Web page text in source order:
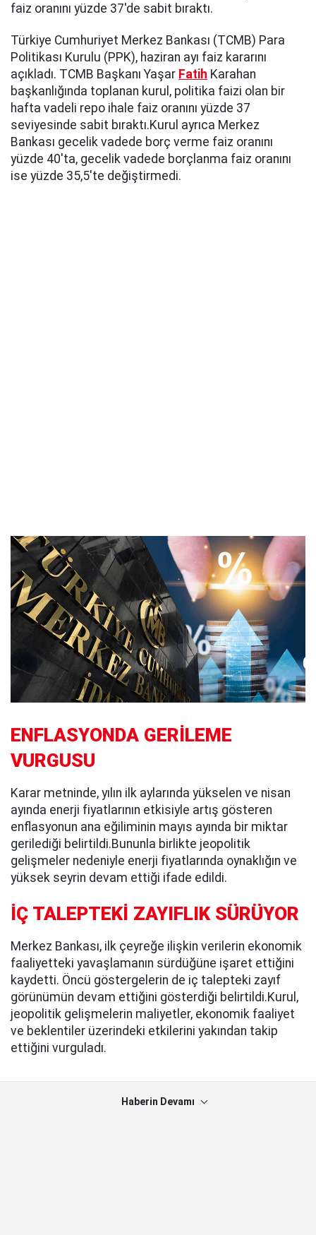
faiz oranını yüzde 37'de sabit bıraktı.
Türkiye Cumhuriyet Merkez Bankası (TCMB) Para
Politikası Kurulu (PPK), haziran ayı faiz kararını
açıkladı. TCMB Başkanı Yaşar Fatih Karahan
başkanlığında toplanan kurul, politika faizi olan bir
hafta vadeli repo ihale faiz oranını yüzde 37
seviyesinde sabit bıraktı.Kurul ayrıca Merkez
Bankası gecelik vadede borç verme faiz oranını
yüzde 40'ta, gecelik vadede borçlanma faiz oranını
ise yüzde 35,5'te değiştirmedi.
ENFLASYONDA GERİLEME
VURGUSU
Karar metninde, yılın ilk aylarında yükselen ve nisan
ayında enerji fiyatlarının etkisiyle artış gösteren
enflasyonun ana eğiliminin mayıs ayında bir miktar
gerilediği belirtildi.Bununla birlikte jeopolitik
gelişmeler nedeniyle enerji fiyatlarında oynaklığın ve
yüksek seyrin devam ettiği ifade edildi.
İÇ TALEPTEKİ ZAYIFLIK SÜRÜYOR
Merkez Bankası, ilk çeyreğe ilişkin verilerin ekonomik
faaliyetteki yavaşlamanın sürdüğüne işaret ettiğini
kaydetti. Öncü göstergelerin de iç talepteki zayıf
görünümün devam ettiğini gösterdiği belirtildi.Kurul,
jeopolitik gelişmelerin maliyetler, ekonomik faaliyet
ve beklentiler üzerindeki etkilerini yakından takip
ettiğini vurguladı.
Haberin Devamı